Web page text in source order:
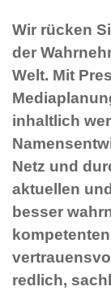
Wir rücken
der
Welt. Mit
inhaltlich
Netz und
aktuellen
besser
redlich,